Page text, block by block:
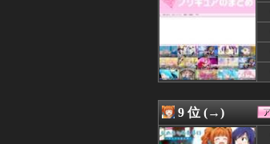
08/06 13:58
08/06 13:55
08/06 13:04
08/06 13:00
08/06 13:00
08/06 12:44
08/06 12:34
08/06 12:29
9 位 (→)